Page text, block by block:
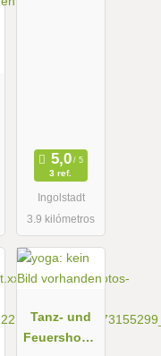
3 ref.
Ingolstadt
3.9 kilómetros
Tanz- und
Feuershow -